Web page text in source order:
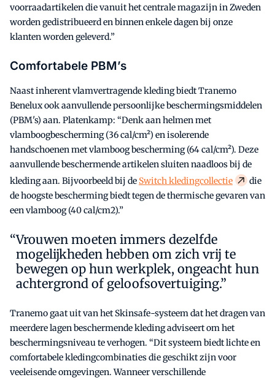
voorraadartikelen die vanuit het centrale magazijn in Zweden
worden gedistribueerd en binnen enkele dagen bij onze
klanten worden geleverd.”
Comfortabele PBM’s
Naast inherent vlamvertragende kleding biedt Tranemo
Benelux ook aanvullende persoonlijke beschermingsmiddelen
(PBM's) aan. Platenkamp: “Denk aan helmen met
vlamboogbescherming (36 cal/cm²) en isolerende
handschoenen met vlamboog bescherming (64 cal/cm²). Deze
aanvullende beschermende artikelen sluiten naadloos bij de
kleding aan. Bijvoorbeeld bij de Switch kledingcollectie
die
de hoogste bescherming biedt tegen de thermische gevaren van
een vlamboog (40 cal/cm2).”
Vrouwen moeten immers dezelfde
mogelijkheden hebben om zich vrij te
bewegen op hun werkplek, ongeacht hun
achtergrond of geloofsovertuiging.”
Tranemo gaat uit van het Skinsafe-systeem dat het dragen van
meerdere lagen beschermende kleding adviseert om het
beschermingsniveau te verhogen. “Dit systeem biedt lichte en
comfortabele kledingcombinaties die geschikt zijn voor
veeleisende omgevingen. Wanneer verschillende